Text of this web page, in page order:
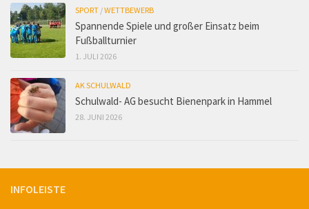
SPORT /WETTBEWERB
Spannende Spiele und großer Einsatz beim
Fußballturnier
1. JULI 2026
AK SCHULWALD
Schulwald- AG besucht Bienenpark in Hammel
28. JUNI 2026
INFOLEISTE